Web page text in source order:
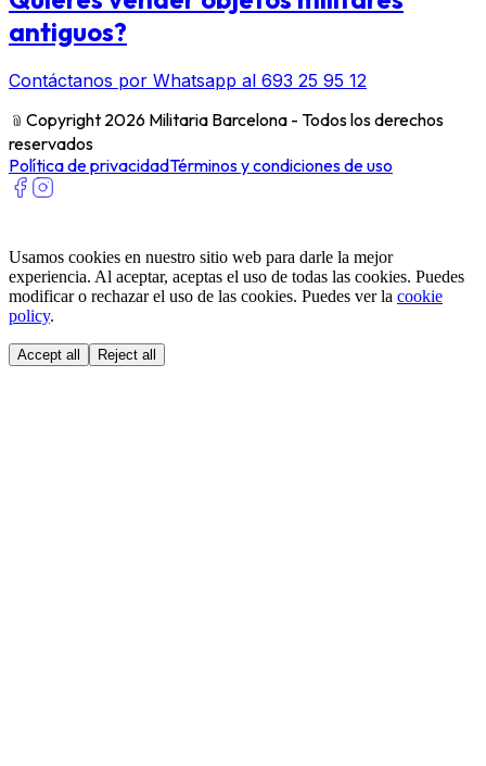
antiguos?
Contáctanos por Whatsapp al 693 25 95 12
﹫ Copyright 2026 Militaria Barcelona - Todos los derechos
reservados
Política de privacidadTérminos y condiciones de uso
Usamos cookies en nuestro sitio web para darle la mejor
experiencia. Al aceptar, aceptas el uso de todas las cookies. Puedes
modificar o rechazar el uso de las cookies. Puedes ver la cookie
policy.
Accept all Reject all